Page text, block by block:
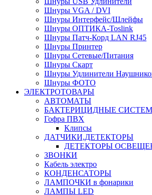
Шнуры VGA / DVI
Шнуры Интерфейс/Шлейфы
Шнуры ОПТИКА-Toslink
Шнуры Патч-Корд LAN RJ45
Шнуры Принтер
Шнуры Сетевые/Питания
Шнуры Скарт
Шнуры Удлинители
Шнуры ФОТО
ЭЛЕКТРОТОВАРЫ
АВТОМАТЫ
БАКТЕРИЦИДНЫЕ
Гофра ПВХ
Клипсы
ДАТЧИКИ,ДЕТЕКТОРЫ
ДЕТЕКТОРЫ
ЗВОНКИ
Кабель электро
КОНДЕНСАТОРЫ
ЛАМПОЧКИ в фонарики
ЛАМПЫ LED